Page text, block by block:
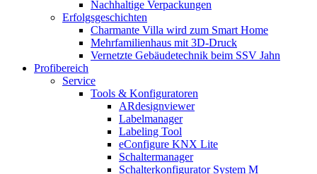
Nachhaltige Verpackungen
Erfolgsgeschichten
Charmante Villa wird zum Smart Home
Mehrfamilienhaus mit 3D-Druck
Vernetzte Gebäudetechnik beim SSV Jahn
Profibereich
Service
Tools & Konfiguratoren
ARdesignviewer
Labelmanager
Labeling Tool
eConfigure KNX Lite
Schaltermanager
Schalterkonfigurator System M